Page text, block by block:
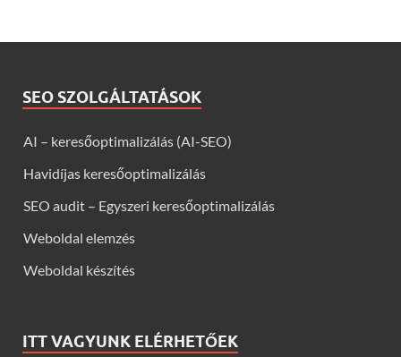
SEO SZOLGÁLTATÁSOK
AI – keresőoptimalizálás (AI-SEO)
Havidíjas keresőoptimalizálás
SEO audit – Egyszeri keresőoptimalizálás
Weboldal elemzés
Weboldal készítés
ITT VAGYUNK ELÉRHETŐEK